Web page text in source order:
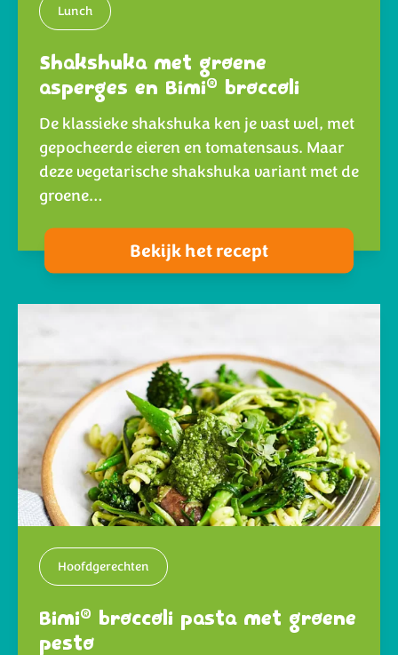
Lunch
Shakshuka met groene
asperges en Bimi® broccoli
De klassieke shakshuka ken je vast wel, met
gepocheerde eieren en tomatensaus. Maar
deze vegetarische shakshuka variant met de
groene…
Bekijk het recept
Hoofdgerechten
Bimi® broccoli pasta met groene
pesto